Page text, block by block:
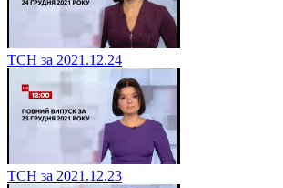
ТСН за 2021.12.24
ТСН за 2021.12.23